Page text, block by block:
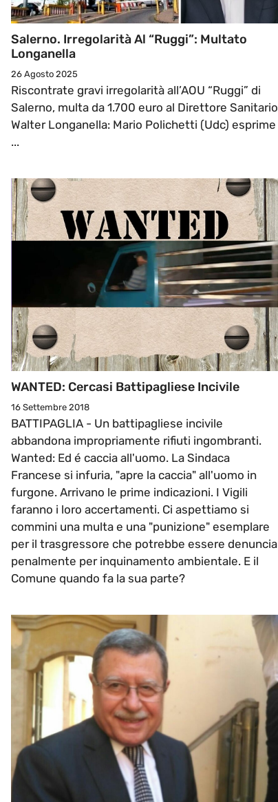
Salerno. Irregolarità Al “Ruggi”: Multato
Longanella
26 Agosto 2025
Riscontrate gravi irregolarità all’AOU “Ruggi” di
Salerno, multa da 1.700 euro al Direttore Sanitario
Walter Longanella: Mario Polichetti (Udc) esprime
...
WANTED: Cercasi Battipagliese Incivile
16 Settembre 2018
BATTIPAGLIA - Un battipagliese incivile
abbandona impropriamente rifiuti ingombranti.
Wanted: Ed é caccia all'uomo. La Sindaca
Francese si infuria, "apre la caccia" all'uomo in
furgone. Arrivano le prime indicazioni. I Vigili
faranno i loro accertamenti. Ci aspettiamo si
commini una multa e una "punizione" esemplare
per il trasgressore che potrebbe essere denuncia
penalmente per inquinamento ambientale. E il
Comune quando fa la sua parte?